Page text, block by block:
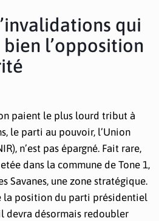
qui
l’opposition
paient le plus lourd tribut à
le parti au pouvoir, l’Union
n’est pas épargné. Fait rare,
dans la commune de Tone 1,
Savanes, une zone stratégique.
la position du parti présidentiel
devra désormais redoubler